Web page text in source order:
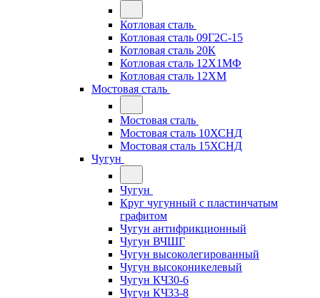
Котловая сталь
Котловая сталь 09Г2С-15
Котловая сталь 20К
Котловая сталь 12Х1МФ
Котловая сталь 12ХМ
Мостовая сталь
Мостовая сталь
Мостовая сталь 10ХСНД
Мостовая сталь 15ХСНД
Чугун
Чугун
Круг чугунный с пластинчатым
графитом
Чугун антифрикционный
Чугун ВЧШГ
Чугун высоколегированный
Чугун высоконикелевый
Чугун КЧ30-6
Чугун КЧ33-8